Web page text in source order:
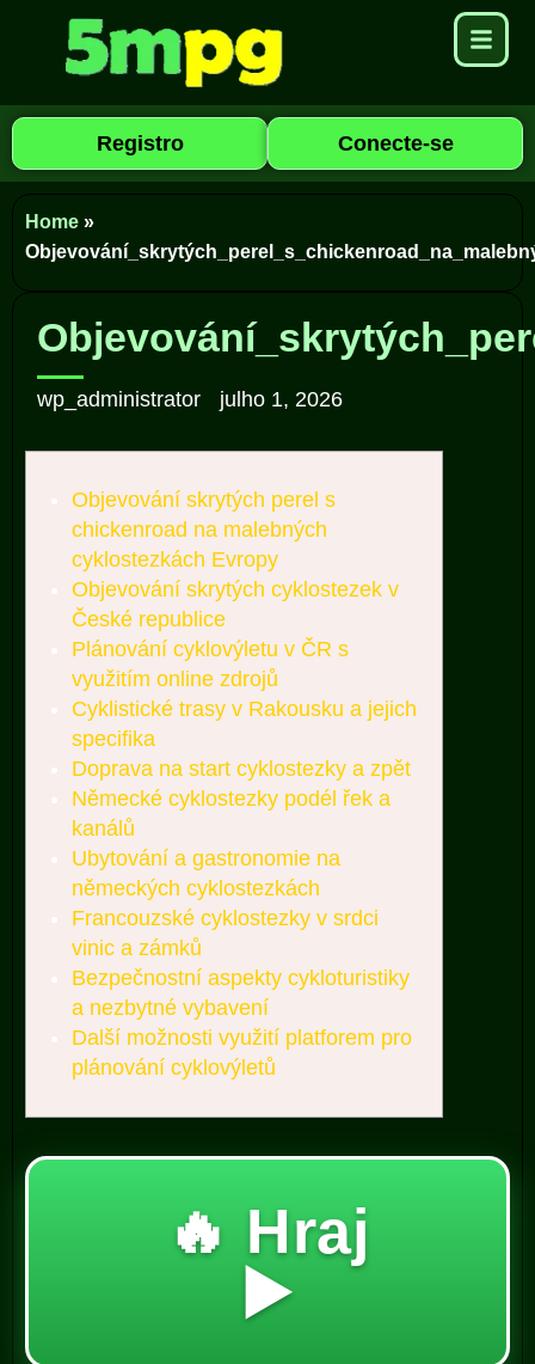
Registro Conecte-se
Home »
wp_administrator julho 1, 2026
Objevování skrytých perel s
chickenroad na malebných
cyklostezkách Evropy
Objevování skrytých cyklostezek v
České republice
Plánování cyklovýletu v ČR s
využitím online zdrojů
Cyklistické trasy v Rakousku a jejich
specifika
Doprava na start cyklostezky a zpět
Německé cyklostezky podél řek a
kanálů
Ubytování a gastronomie na
německých cyklostezkách
Francouzské cyklostezky v srdci
vinic a zámků
Bezpečnostní aspekty cykloturistiky
a nezbytné vybavení
Další možnosti využití platforem pro
plánování cyklovýletů
🔥 Hraj
▶️